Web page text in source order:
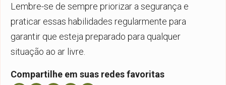
Lembre-se de sempre priorizar a segurança e
praticar essas habilidades regularmente para
garantir que esteja preparado para qualquer
situação ao ar livre.
Compartilhe em suas redes favoritas